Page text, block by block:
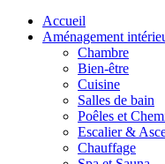
Accueil
Aménagement
Chambre
Bien-être
Cuisine
Salles de bain
Poêles et
Escalier &
Chauffage